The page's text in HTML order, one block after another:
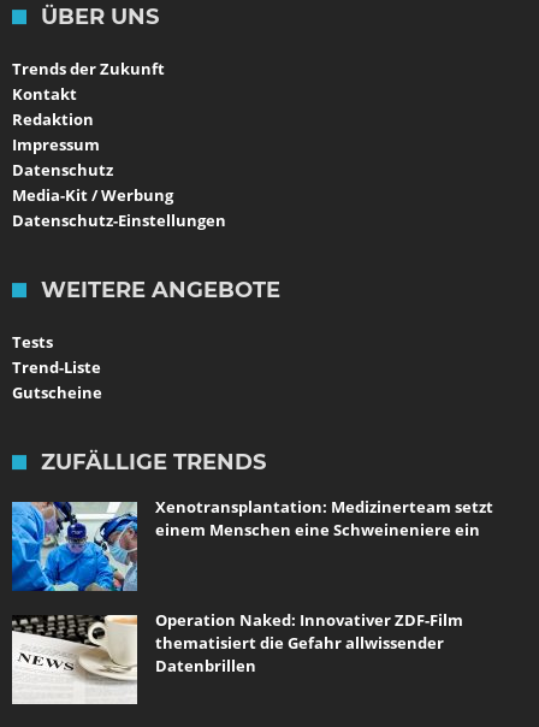
ÜBER UNS
Trends der Zukunft
Kontakt
Redaktion
Impressum
Datenschutz
Media-Kit / Werbung
Datenschutz-Einstellungen
WEITERE ANGEBOTE
Tests
Trend-Liste
Gutscheine
ZUFÄLLIGE TRENDS
Xenotransplantation: Medizinerteam setzt
einem Menschen eine Schweineniere ein
Operation Naked: Innovativer ZDF-Film
thematisiert die Gefahr allwissender
Datenbrillen